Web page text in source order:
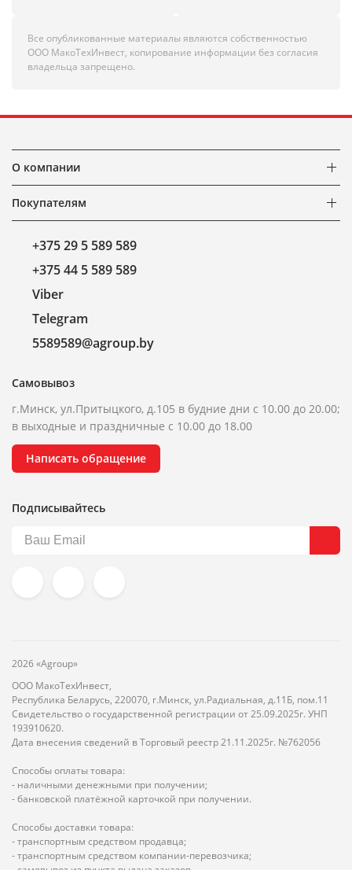
Все опубликованные материалы являются собственностью
ООО МакоТехИнвест, копирование информации без согласия
владельца запрещено.
О компании
Покупателям
+375 29 5 589 589
+375 44 5 589 589
Viber
Telegram
5589589@agroup.by
Самовывоз
г.Минск, ул.Притыцкого, д.105 в будние дни с 10.00 до 20.00;
в выходные и праздничные с 10.00 до 18.00
Написать обращение
Подписывайтесь
2026 «Agroup»
ООО МакоТехИнвест,
Республика Беларусь, 220070, г.Минск, ул.Радиальная, д.11Б, пом.11
Свидетельство о государственной регистрации от 25.09.2025г. УНП
193910620.
Дата внесения сведений в Торговый реестр 21.11.2025г. №762056
Способы оплаты товара:
- наличными денежными при получении;
- банковской платёжной карточкой при получении.
Способы доставки товара:
- транспортным средством продавца;
- транспортным средством компании-перевозчика;